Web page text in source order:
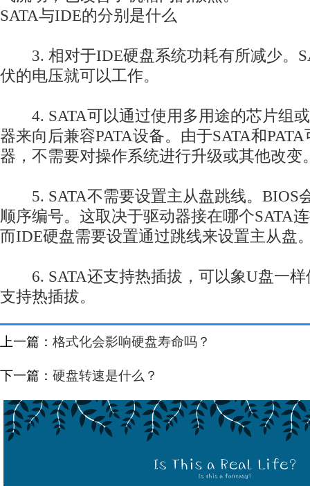
SATA与IDE的分别是什么
3. 相对于IDE硬盘系统功耗有所减少。
伏的电压就可以工作。
4. SATA可以通过使用多用途的芯片组
器来向后兼容PATA设备。由于SATA和
器，不需要对操作系统进行升级或其他改变
5. SATA不需要设置主从盘跳线。BIOS
顺序编号。这取决于驱动器接在哪个SATA
而IDE硬盘需要设置通过跳线来设置主从盘
6. SATA还支持热插拔，可以象U盘一样
支持热插拔。
上一篇： 格式化会影响硬盘寿命吗？
下一篇： 硬盘转速是什么？